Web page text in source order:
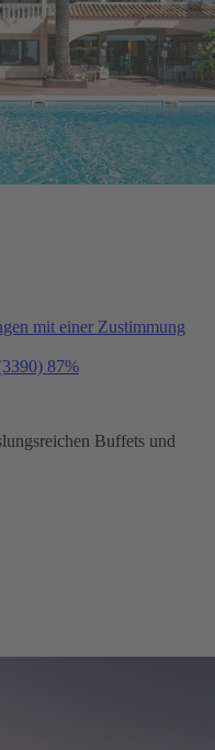
mit einer Zustimmung
87%
Buffets und